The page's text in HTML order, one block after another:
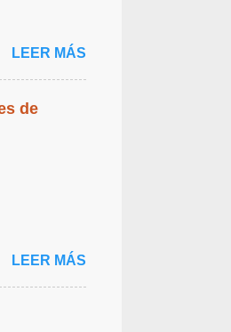
LEER MÁS
de
LEER MÁS